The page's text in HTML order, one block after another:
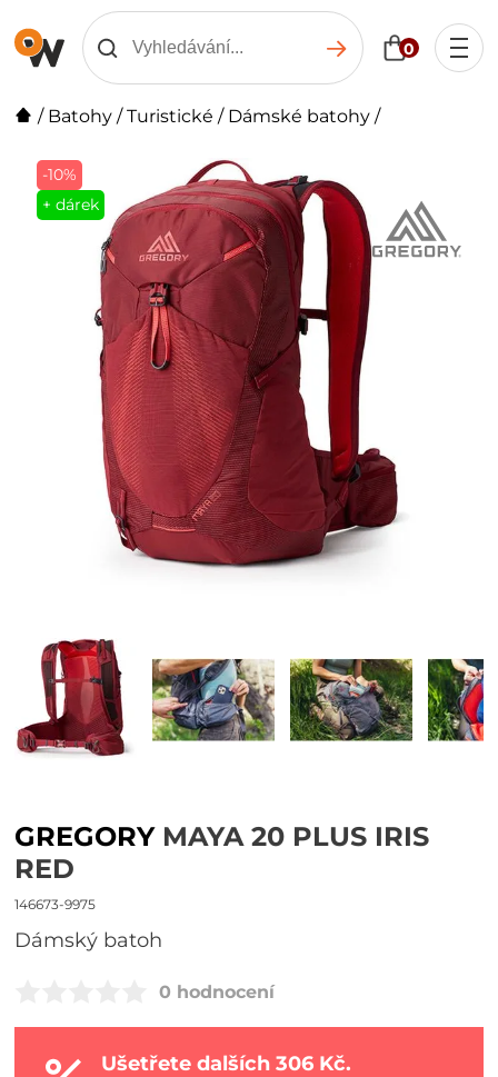
0
/ Batohy /Turistické / Dámské batohy /
-10%
+ dárek
GREGORYMAYA 20 PLUS IRIS
RED
146673-9975
Dámský batoh
0 hodnocení
Ušetřete dalších 306 Kč.